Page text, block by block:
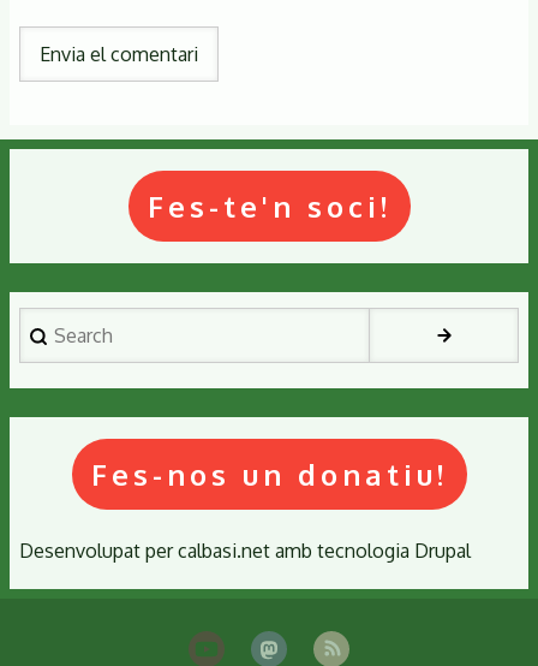
Fes-te'n soci!
Search
Fes-nos un donatiu!
Desenvolupat percalbasi.net amb tecnologia Drupal